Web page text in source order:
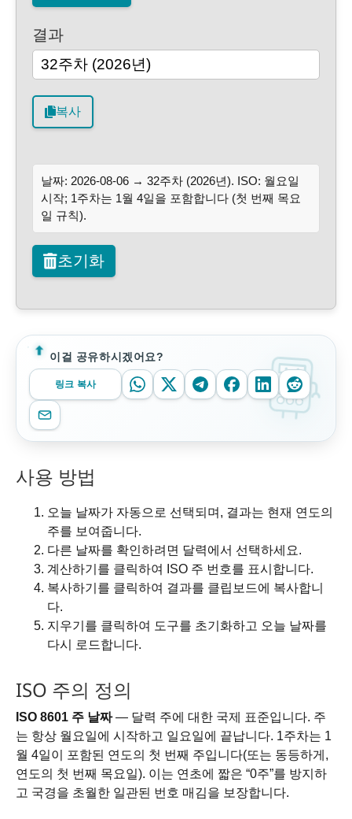
결과
복사
날짜: 2026-08-06 → 32주차 (2026년). ISO: 월요일
시작; 1주차는 1월 4일을 포함합니다 (첫 번째 목요
일 규칙).
초기화
이걸 공유하시겠어요?
링크 복사
사용 방법
오늘 날짜가 자동으로 선택되며, 결과는 현재 연도의
주를 보여줍니다.
다른 날짜를 확인하려면 달력에서 선택하세요.
계산하기를 클릭하여 ISO 주 번호를 표시합니다.
복사하기를 클릭하여 결과를 클립보드에 복사합니
다.
지우기를 클릭하여 도구를 초기화하고 오늘 날짜를
다시 로드합니다.
ISO 주의 정의
ISO 8601 주 날짜— 달력 주에 대한 국제 표준입니다. 주
는 항상 월요일에 시작하고 일요일에 끝납니다. 1주차는 1
월 4일이 포함된 연도의 첫 번째 주입니다(또는 동등하게,
연도의 첫 번째 목요일). 이는 연초에 짧은 “0주”를 방지하
고 국경을 초월한 일관된 번호 매김을 보장합니다.